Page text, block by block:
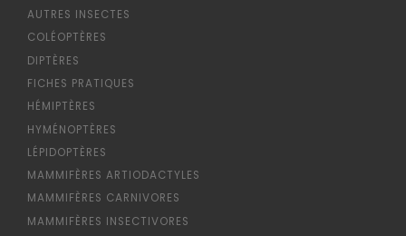
AUTRES INSECTES
COLÉOPTÈRES
DIPTÈRES
FICHES PRATIQUES
HÉMIPTÈRES
HYMÉNOPTÈRES
LÉPIDOPTÈRES
MAMMIFÈRES ARTIODACTYLES
MAMMIFÈRES CARNIVORES
MAMMIFÈRES INSECTIVORES